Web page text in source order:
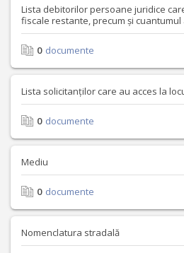
Lista debitorilor persoane juridice
fiscale restante, precum și
0 documente
Lista solicitanților care au acces la
0 documente
Mediu
0 documente
Nomenclatura stradală